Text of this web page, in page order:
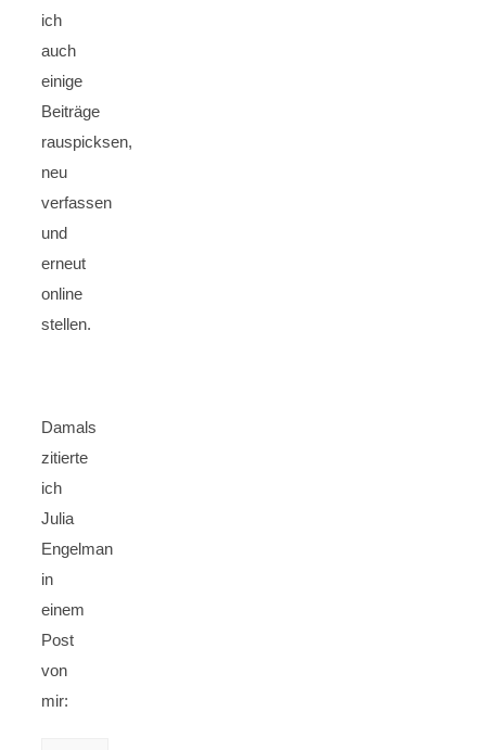
ich
auch
einige
Beiträge
rauspicksen,
neu
verfassen
und
erneut
online
stellen.
Damals
zitierte
ich
Julia
Engelman
in
einem
Post
von
mir: